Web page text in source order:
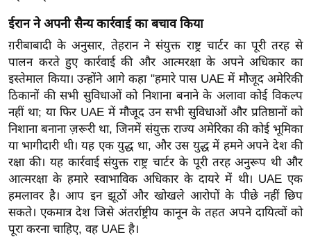
त्य
ज
ग
त
ऑ
टो
व
र्ल्ड
न्यू
ज
ब्री
फ
ईरान ने अपनी सैन्य कार्रवाई का बचाव किया
ग़रीबाबादी के अनुसार, तेहरान ने संयुक्त राष्ट्र चार्टर का पूरी तरह से
पालन करते हुए कार्रवाई की और आत्मरक्षा के अपने अधिकार का
इस्तेमाल किया। उन्होंने आगे कहा "हमारे पास UAE में मौजूद अमेरिकी
ठिकानों की सभी सुविधाओं को निशाना बनाने के अलावा कोई विकल्प
नहीं था; या फिर UAE में मौजूद उन सभी सुविधाओं और प्रतिष्ठानों को
निशाना बनाना ज़रूरी था, जिनमें संयुक्त राज्य अमेरिका की कोई भूमिका
या भागीदारी थी। यह एक युद्ध था, और उस युद्ध में हमने अपने देश की
रक्षा की। यह कार्रवाई संयुक्त राष्ट्र चार्टर के पूरी तरह अनुरूप थी और
आत्मरक्षा के हमारे स्वाभाविक अधिकार के दायरे में थी। UAE एक
हमलावर है। आप इन झूठों और खोखले आरोपों के पीछे नहीं छिप
सकते। एकमात्र देश जिसे अंतर्राष्ट्रीय कानून के तहत अपने दायित्वों को
पूरा करना चाहिए, वह UAE है।